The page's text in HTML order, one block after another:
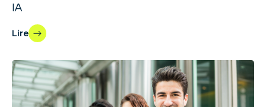
IA
Lire